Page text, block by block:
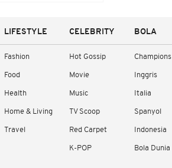
LIFESTYLE
Fashion
Food
Health
Home & Living
Travel
CELEBRITY
Hot Gossip
Movie
Music
TV Scoop
Red Carpet
K-POP
BOLA
Champions
Inggris
Italia
Spanyol
Indonesia
Bola Dunia